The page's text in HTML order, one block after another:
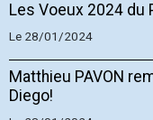
Les Voeux 2024 du
Le 28/01/2024
Matthieu PAVON
Diego!